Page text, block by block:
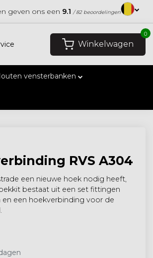
geven ons een 9.1 / 82 beoordelingen
Winkelwagen
0
vensterbanken
RVS A304
een nieuwe hoek nodig heeft,
bestaat uit een set fittingen
een hoekverbinding voor de